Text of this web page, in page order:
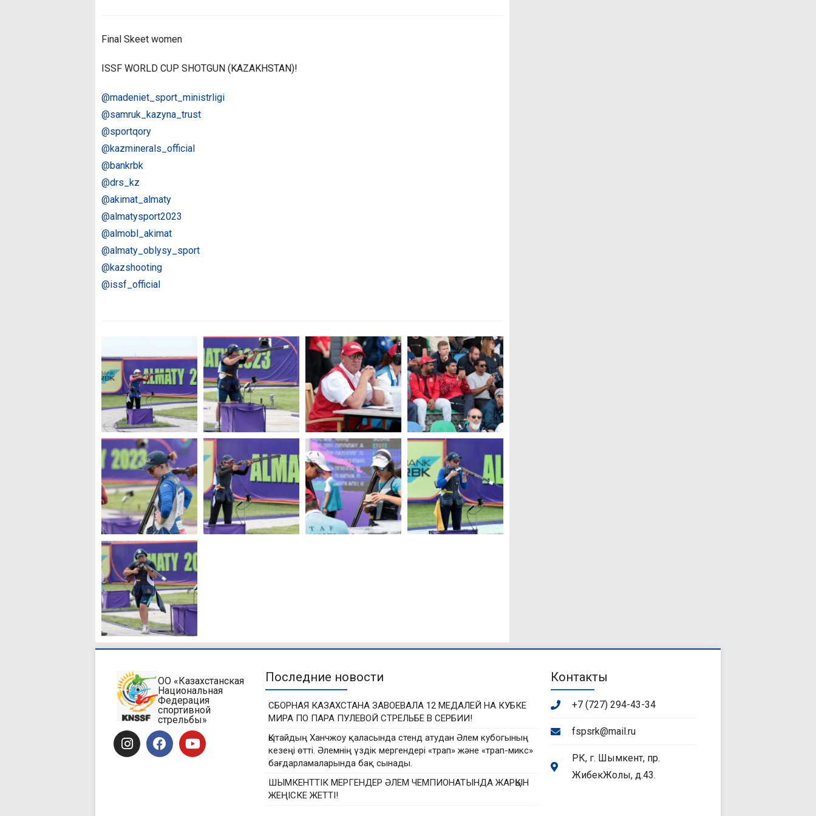
Final Skeet women
ISSF WORLD CUP SHOTGUN (KAZAKHSTAN)!
@madeniet_sport_ministrligi
@samruk_kazyna_trust
@sportqory
@kazminerals_official
@bankrbk
@drs_kz
@akimat_almaty
@almatysport2023
@almobl_akimat
@almaty_oblysy_sport
@kazshooting
@issf_official
ОО «Казахстанская
Национальная
Федерация
спортивной
стрельбы»
Последние новости
СБОРНАЯ КАЗАХСТАНА ЗАВОЕВАЛА 12 МЕДАЛЕЙ НА КУБКЕ
МИРА ПО ПАРА ПУЛЕВОЙ СТРЕЛЬБЕ В СЕРБИИ!
Қытайдың Ханчжоу қаласында стенд атудан Әлем кубогының
кезеңі өтті. Әлемнің үздік мергендері «трап» және «трап-микс»
бағдарламаларында бақ сынады.
ШЫМКЕНТТІК МЕРГЕНДЕР ӘЛЕМ ЧЕМПИОНАТЫНДА ЖАРҚЫН
ЖЕҢІСКЕ ЖЕТТІ!
Контакты
+7 (727) 294-43-34
fspsrk@mail.ru
РК, г. Шымкент, пр.
ЖибекЖолы, д.43.